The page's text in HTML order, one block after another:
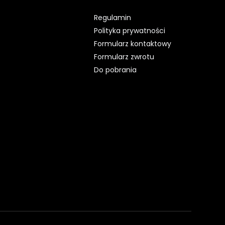
Regulamin
Polityka prywatności
Formularz kontaktowy
Formularz zwrotu
Do pobrania